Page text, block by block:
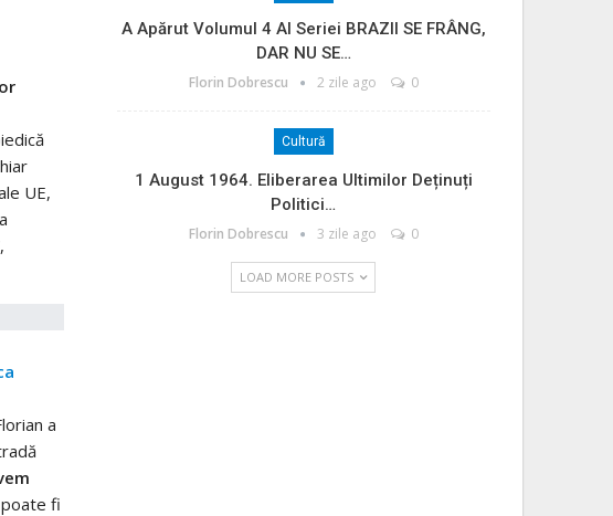
UE,
,
a
fi
A Apărut Volumul 4 Al Seriei BRAZII SE FRÂNG,
DAR NU SE…
Florin Dobrescu 2 zile ago 0
Cultură
1 August 1964. Eliberarea Ultimilor Deținuți
Politici…
Florin Dobrescu 3 zile ago 0
LOAD MORE POSTS